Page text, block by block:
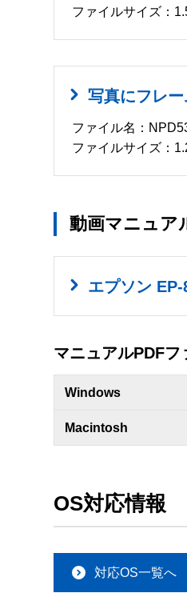
ファイルサイズ：
写真にフレ
ファイル名：
ファイルサイズ：
動画マニュア
エプソン
マニュアルPDF
Windows
Macintosh
OS対応情報
対応OS一覧へ